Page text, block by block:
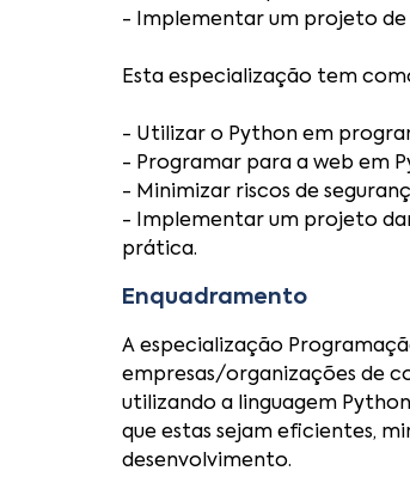
- Implementar um projeto
Esta especialização tem
- Utilizar o Python em
- Programar para a web em
- Minimizar riscos de
- Implementar um projeto
prática.
Enquadramento
A especialização
empresas/organizações de
utilizando a linguagem
que estas sejam eficientes,
desenvolvimento.